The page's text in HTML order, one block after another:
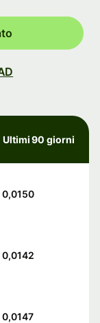
Ultimi 90 giorni
0,0150
0,0142
0,0147